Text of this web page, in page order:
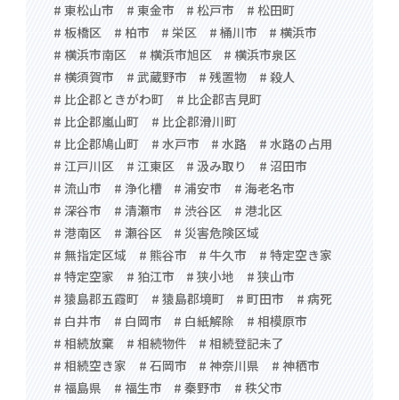
# 東松山市
# 東金市 # 松戸市
# 松田町
# 板橋区
# 柏市 # 栄区 # 桶川市
# 横浜市
# 横浜市南区
# 横浜市旭区
# 横浜市泉区
# 横須賀市
# 武蔵野市 # 残置物
# 殺人
# 比企郡ときがわ町
# 比企郡吉見町
# 比企郡嵐山町
# 比企郡滑川町
# 比企郡鳩山町
# 水戸市 # 水路
# 水路の占用
# 江戸川区
# 江東区 # 汲み取り
# 沼田市
# 流山市
# 浄化槽 # 浦安市
# 海老名市
# 深谷市
# 清瀬市 # 渋谷区
# 港北区
# 港南区
# 瀬谷区
# 災害危険区域
# 無指定区域
# 熊谷市 # 牛久市
# 特定空き家
# 特定空家
# 狛江市 # 狭小地
# 狭山市
# 猿島郡五霞町
# 猿島郡境町 # 町田市
# 病死
# 白井市
# 白岡市 # 白紙解除
# 相模原市
# 相続放棄
# 相続物件
# 相続登記未了
# 相続空き家
# 石岡市 # 神奈川県
# 神栖市
# 福島県
# 福生市 # 秦野市
# 秩父市